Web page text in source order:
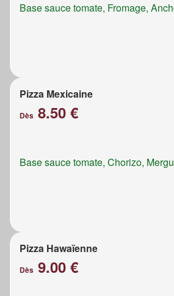
Base sauce tomate, Fromage,
Pizza Mexicaine
Dès 8.50 €
Base sauce tomate, Chorizo,
Pizza Hawaïenne
Dès 9.00 €